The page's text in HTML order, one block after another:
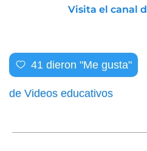
Visita el canal
41 dieron "Me gusta"
de Videos educativos